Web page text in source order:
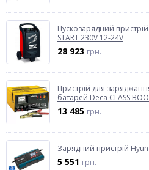
Пускозарядний
START 230V 12-24V
28 923 грн.
Пристрій для
батарей Deca CLASS
13 485 грн.
Зарядний пристрій
5 551 грн.